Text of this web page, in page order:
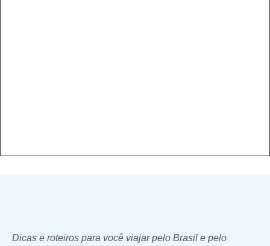
Dicas e roteiros para você viajar pelo Brasil e pelo